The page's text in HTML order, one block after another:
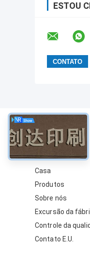
ESTOU
Casa
Produtos
Sobre nós
Excursão da
Controle da
Contato E.U.